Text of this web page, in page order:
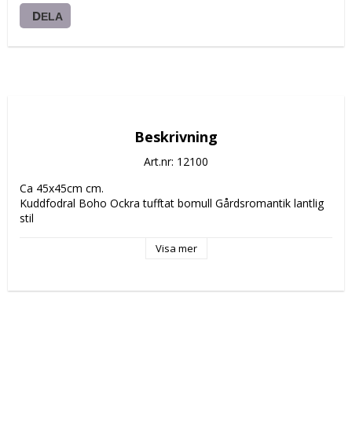
DELA
Beskrivning
Art.nr: 12100
Ca 45x45cm cm.
Kuddfodral Boho Ockra tufftat bomull Gårdsromantik lantlig
stil
Visa mer